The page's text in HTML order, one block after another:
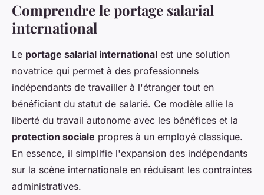
Comprendre le portage salarial
international
Le portage salarial international est une solution
novatrice qui permet à des professionnels
indépendants de travailler à l'étranger tout en
bénéficiant du statut de salarié. Ce modèle allie la
liberté du travail autonome avec les bénéfices et la
protection sociale propres à un employé classique.
En essence, il simplifie l'expansion des indépendants
sur la scène internationale en réduisant les contraintes
administratives.